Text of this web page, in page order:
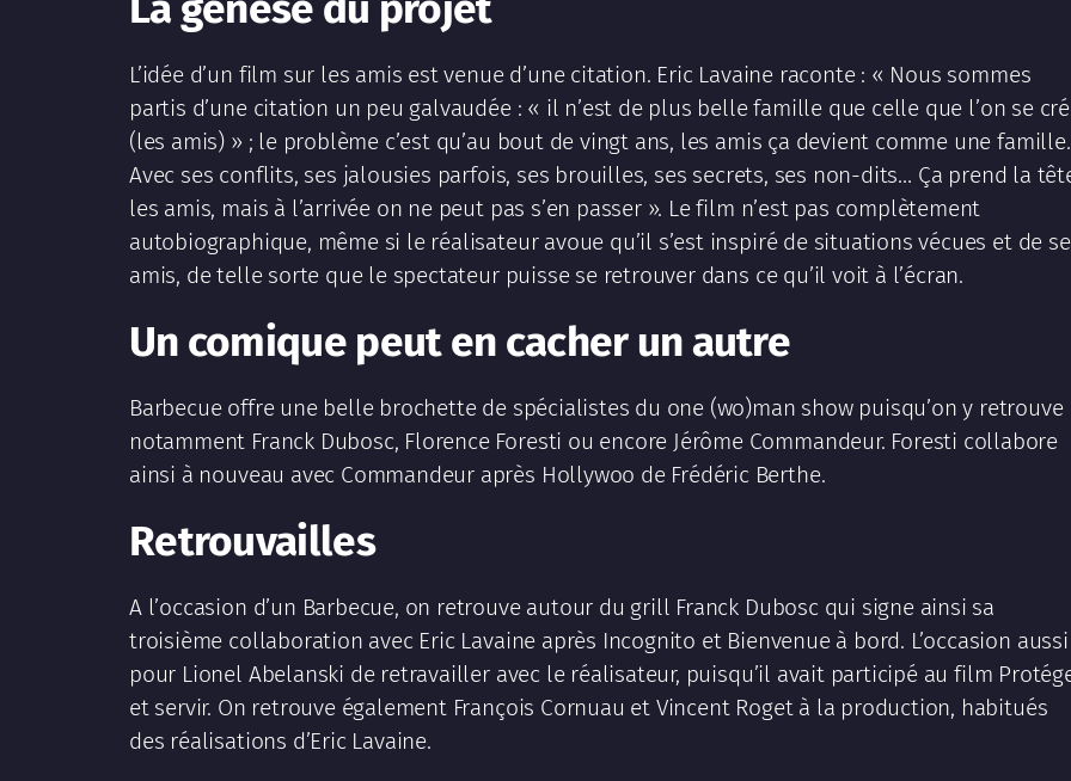
L’idée d’un film sur les amis est venue d’une citation. Eric Lavaine raconte : « Nous sommes
partis d’une citation un peu galvaudée : « il n’est de plus belle famille que celle que l’on se
(les amis) » ; le problème c’est qu’au bout de vingt ans, les amis ça devient comme une famille.
Avec ses conflits, ses jalousies parfois, ses brouilles, ses secrets, ses non-dits… Ça prend la
les amis, mais à l’arrivée on ne peut pas s’en passer ». Le film n’est pas complètement
autobiographique, même si le réalisateur avoue qu’il s’est inspiré de situations vécues et de
amis, de telle sorte que le spectateur puisse se retrouver dans ce qu’il voit à l’écran.
Un comique peut en cacher un autre
Barbecue offre une belle brochette de spécialistes du one (wo)man show puisqu’on y retrouve
notamment Franck Dubosc, Florence Foresti ou encore Jérôme Commandeur. Foresti collabore
ainsi à nouveau avec Commandeur après Hollywoo de Frédéric Berthe.
Retrouvailles
A l’occasion d’un Barbecue, on retrouve autour du grill Franck Dubosc qui signe ainsi sa
troisième collaboration avec Eric Lavaine après Incognito et Bienvenue à bord. L’occasion aussi
pour Lionel Abelanski de retravailler avec le réalisateur, puisqu’il avait participé au film
et servir. On retrouve également François Cornuau et Vincent Roget à la production, habitués
des réalisations d’Eric Lavaine.